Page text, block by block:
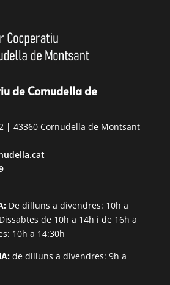
de Cornudella de
| 43360 Cornudella de Montsant
De dilluns a divendres: 10h a
de 10h a 14h i de 16h a
10h a 14:30h
de dilluns a divendres: 9h a